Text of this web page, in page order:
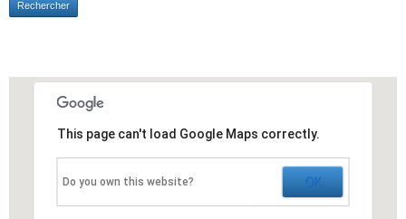
This page can't load Google Maps correctly.
Do you own this website? OK